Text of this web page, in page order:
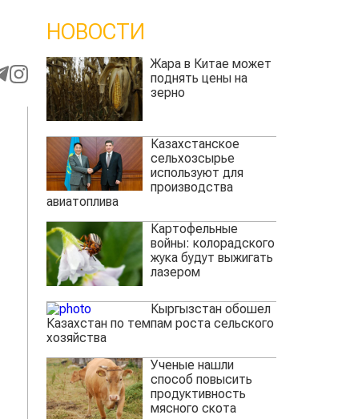
НОВОСТИ
Жара в Китае может
поднять цены на
зерно
Казахстанское
сельхозсырье
используют для
производства
авиатоплива
Картофельные
войны: колорадского
жука будут выжигать
лазером
Кыргызстан обошел
Казахстан по темпам роста сельского
хозяйства
Ученые нашли
способ повысить
продуктивность
мясного скота